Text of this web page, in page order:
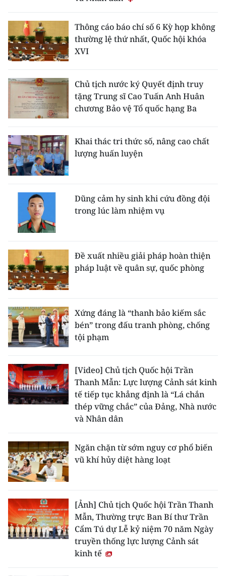
Thông cáo báo chí số 6 Kỳ họp không
thường lệ thứ nhất, Quốc hội khóa
XVI
Chủ tịch nước ký Quyết định truy
tặng Trung sĩ Cao Tuấn Anh Huân
chương Bảo vệ Tổ quốc hạng Ba
Khai thác tri thức số, nâng cao chất
lượng huấn luyện
Dũng cảm hy sinh khi cứu đồng đội
trong lúc làm nhiệm vụ
Đề xuất nhiều giải pháp hoàn thiện
pháp luật về quân sự, quốc phòng
Xứng đáng là “thanh bảo kiếm sắc
bén” trong đấu tranh phòng, chống
tội phạm
[Video] Chủ tịch Quốc hội Trần
Thanh Mẫn: Lực lượng Cảnh sát kinh
tế tiếp tục khẳng định là “Lá chắn
thép vững chắc” của Đảng, Nhà nước
và Nhân dân
Ngăn chặn từ sớm nguy cơ phổ biến
vũ khí hủy diệt hàng loạt
[Ảnh] Chủ tịch Quốc hội Trần Thanh
Mẫn, Thường trực Ban Bí thư Trần
Cẩm Tú dự Lễ kỷ niệm 70 năm Ngày
truyền thống lực lượng Cảnh sát
kinh tế